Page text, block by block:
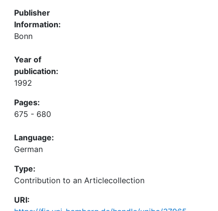
Publisher
Information:
Bonn
Year of
publication:
1992
Pages:
675 - 680
Language:
German
Type:
Contribution to an Articlecollection
URI: